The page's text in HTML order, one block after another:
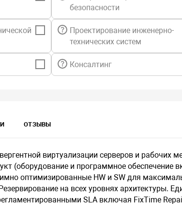
безопасности
Проектирование инженерно-
технических систем
Консалтинг
ОТЗЫВЫ
виртуализации серверов и рабочих
(оборудование и программное обеспечение
оптимизированные HW и SW для
на всех уровнях архитектуры.
SLA включая FixTime